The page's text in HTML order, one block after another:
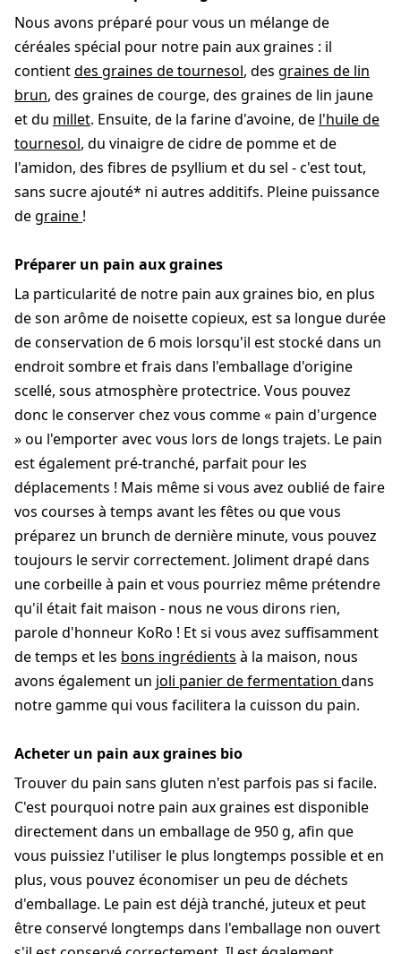
Nous avons préparé pour vous un mélange de
céréales spécial pour notre pain aux graines : il
contientdes graines de tournesol, des graines de lin
brun, des graines de courge, des graines de lin jaune
et du millet. Ensuite, de la farine d'avoine, de l'huile de
tournesol, du vinaigre de cidre de pomme et de
l'amidon, des fibres de psyllium et du sel - c'est tout,
sans sucre ajouté* ni autres additifs. Pleine puissance
degraine !
Préparer un pain aux graines
La particularité de notre pain aux graines bio, en plus
de son arôme de noisette copieux, est sa longue durée
de conservation de 6 mois lorsqu'il est stocké dans un
endroit sombre et frais dans l'emballage d'origine
scellé, sous atmosphère protectrice. Vous pouvez
donc le conserver chez vous comme « pain d'urgence
» ou l'emporter avec vous lors de longs trajets. Le pain
est également pré-tranché, parfait pour les
déplacements ! Mais même si vous avez oublié de faire
vos courses à temps avant les fêtes ou que vous
préparez un brunch de dernière minute, vous pouvez
toujours le servir correctement. Joliment drapé dans
une corbeille à pain et vous pourriez même prétendre
qu'il était fait maison - nous ne vous dirons rien,
parole d'honneur KoRo ! Et si vous avez suffisamment
de temps et les bons ingrédients à la maison, nous
avons également un joli panier de fermentation dans
notre gamme qui vous facilitera la cuisson du pain.
Acheter un pain aux graines bio
Trouver du pain sans gluten n'est parfois pas si facile.
C'est pourquoi notre pain aux graines est disponible
directement dans un emballage de 950 g, afin que
vous puissiez l'utiliser le plus longtemps possible et en
plus, vous pouvez économiser un peu de déchets
d'emballage. Le pain est déjà tranché, juteux et peut
être conservé longtemps dans l'emballage non ouvert